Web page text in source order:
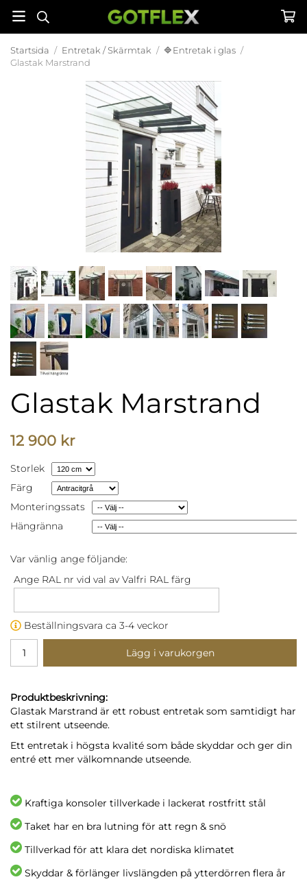
Startsida / Entretak / Skärmtak / 🔷Entretak i glas /
Glastak Marstrand
Glastak Marstrand
12 900 kr
Storlek
Färg
Monteringssats
Hängränna
Var vänlig ange följande:
Ange RAL nr vid val av Valfri RAL färg
Beställningsvara ca 3-4 veckor
Lägg i varukorgen
Produktbeskrivning:
Glastak Marstrand är ett robust entretak som samtidigt har
ett stilrent utseende.
Ett entretak i högsta kvalité som både skyddar och ger din
entré ett mer välkomnande utseende.
Kraftiga konsoler tillverkade i lackerat rostfritt stål
Taket har en bra lutning för att regn & snö
Tillverkad för att klara det nordiska klimatet
Skyddar & förlänger livslängden på ytterdörren flera år